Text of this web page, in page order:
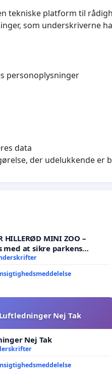
tekniske platform til
som underskriverne
personoplysninger
data
der udelukkende er
HILLERØD MINI ZOO –
med at sikre parkens
❤️
Luftledninger Nej Tak
Nej Tak